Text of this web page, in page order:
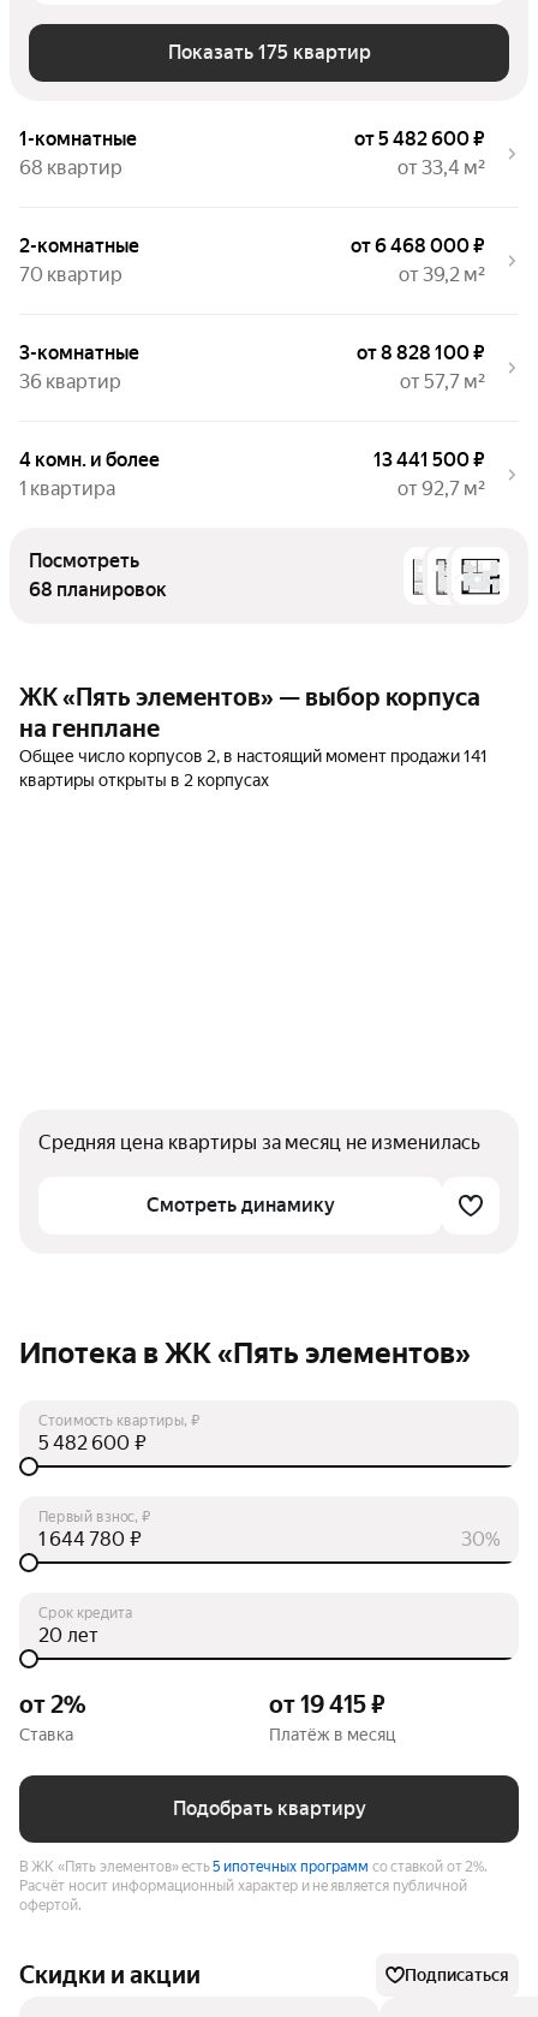
Показать 175 квартир
1-комнатные
от 5 482 600 ₽
68 квартир
от 33,4 м²
2-комнатные
от 6 468 000 ₽
70 квартир
от 39,2 м²
3-комнатные
от 8 828 100 ₽
36 квартир
от 57,7 м²
4 комн. и более
13 441 500 ₽
1 квартира
от 92,7 м²
Посмотреть
68 планировок
ЖК «Пять элементов» — выбор корпуса
на генплане
Общее число корпусов 2, в настоящий момент продажи 141
квартиры открыты в 2 корпусах
Средняя цена квартиры за месяц не изменилась
Смотреть динамику
Ипотека в ЖК «Пять элементов»
Стоимость квартиры, ₽
₽
Первый взнос, ₽
30%
₽
Срок кредита
лет
от 2%
Ставка
от 19 415 ₽
Платёж в месяц
Подобрать квартиру
В ЖК «Пять элементов» есть5 ипотечных программ со ставкой от 2%.
Расчёт носит информационный характер и не является публичной
офертой.
Скидки и акции Подписаться